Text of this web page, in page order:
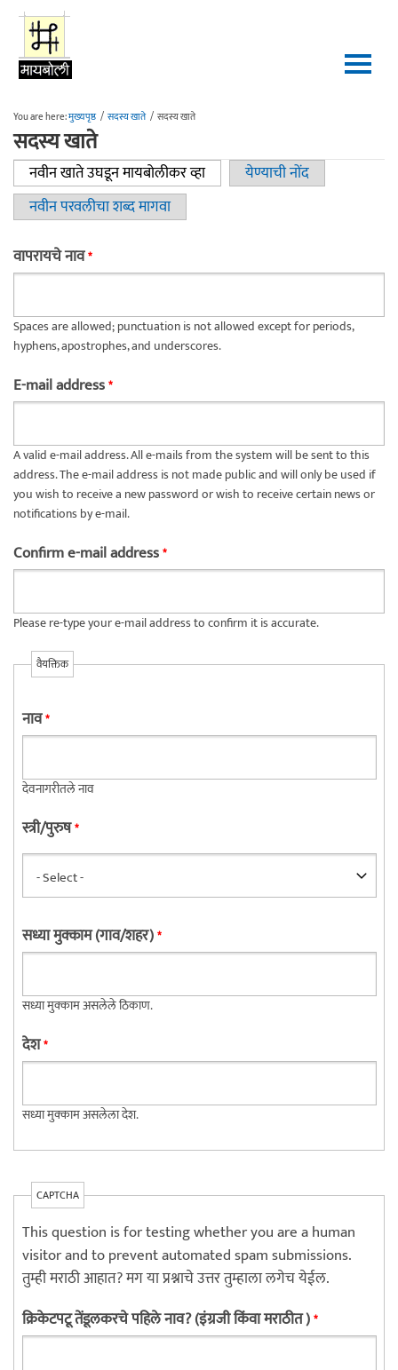
Skip to main content
You are here:मुख्यपृष्ठ / सदस्य खाते / सदस्य खाते
सदस्य खाते
Primary tabs
नवीन खाते उघडून मायबोलीकर व्हा(active tab)येण्याची नोंद
नवीन परवलीचा शब्द मागवा
वापरायचे नाव*
Spaces are allowed; punctuation is not allowed except for periods,
hyphens, apostrophes, and underscores.
E-mail address*
A valid e-mail address. All e-mails from the system will be sent to this
address. The e-mail address is not made public and will only be used if
you wish to receive a new password or wish to receive certain news or
notifications by e-mail.
Confirm e-mail address*
Please re-type your e-mail address to confirm it is accurate.
वैयक्तिक
नाव*
देवनागरीतले नाव
स्त्री/पुरुष*
सध्या मुक्काम (गाव/शहर)*
सध्या मुक्काम असलेले ठिकाण.
देश*
सध्या मुक्काम असलेला देश.
CAPTCHA
This question is for testing whether you are a human
visitor and to prevent automated spam submissions.
तुम्ही मराठी आहात? मग या प्रश्नाचे उत्तर तुम्हाला लगेच येईल.
क्रिकेटपटू तेंडूलकरचे पहिले नाव? (इंग्रजी किंवा मराठीत )*